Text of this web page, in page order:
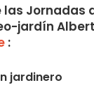
las Jornadas
jardín
:
jardinero